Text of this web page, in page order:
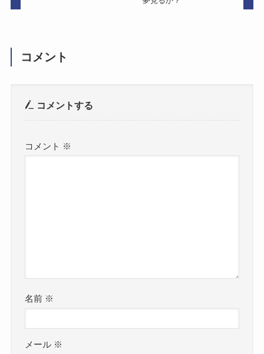
コメント
コメントする
コメント ※
名前 ※
メール ※